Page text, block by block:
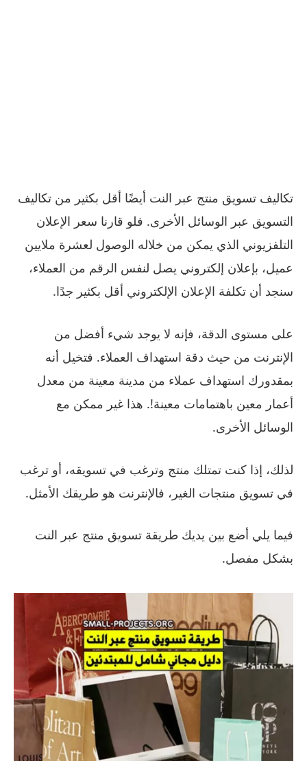
تكاليف تسويق منتج عبر النت أيضًا أقل بكثير من تكاليف
التسويق عبر الوسائل الأخرى. فلو قارنا سعر الإعلان
التلفزيوني الذي يمكن من خلاله الوصول لعشرة ملايين
عميل، بإعلان إلكتروني يصل لنفس الرقم من العملاء،
سنجد أن تكلفة الإعلان الإلكتروني أقل بكثير جدًا.
على مستوى الدقة، فإنه لا يوجد شيء أفضل من
الإنترنت من حيث دقة استهداف العملاء. فتخيل أنه
بمقدورك استهداف عملاء من مدينة معينة من معدل
أعمار معين باهتمامات معينة!. هذا غير ممكن مع
الوسائل الأخرى.
لذلك، إذا كنت تمتلك منتج وترغب في تسويقه، أو ترغب
في تسويق منتجات الغير، فالإنترنت هو طريقك الأمثل.
فيما يلي أضع بين يديك طريقة تسويق منتج عبر النت
بشكل مفصل.